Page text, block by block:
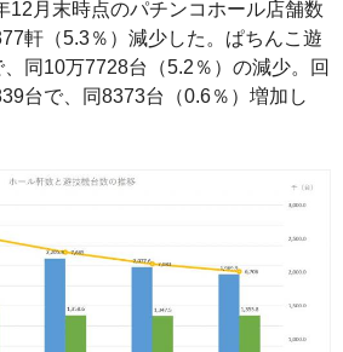
12月末時点のパチンコホール店舗数
軒（5.3％）減少した。ぱちんこ遊
同10万7728台（5.2％）の減少。回
台で、同8373台（0.6％）増加し